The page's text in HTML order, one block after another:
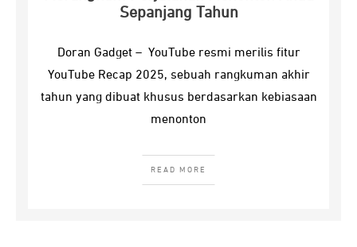
Sepanjang Tahun
Doran Gadget – YouTube resmi merilis fitur
YouTube Recap 2025, sebuah rangkuman akhir
tahun yang dibuat khusus berdasarkan kebiasaan
menonton
READ MORE